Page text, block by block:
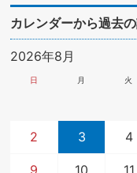
カレンダーから過去
2026年8月
日 月 火
2 3 4